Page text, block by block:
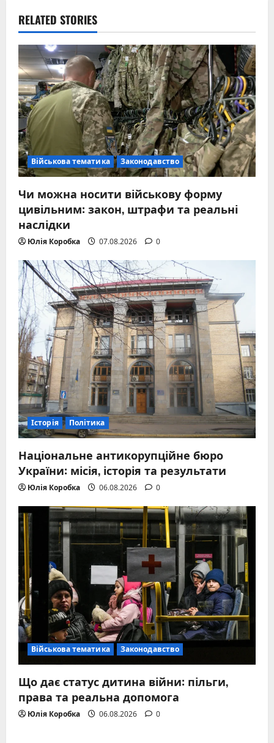
RELATED STORIES
Військова тематика Законодавство
Чи можна носити військову форму
цивільним: закон, штрафи та реальні
наслідки
Юлія Коробка 07.08.2026 0
Історія Політика
Національне антикорупційне бюро
України: місія, історія та результати
Юлія Коробка 06.08.2026 0
Військова тематика Законодавство
Що дає статус дитина війни: пільги,
права та реальна допомога
Юлія Коробка 06.08.2026 0